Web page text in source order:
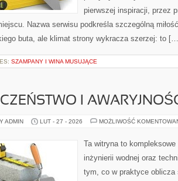
pierwszej inspiracji, przez
Nazwa serwisu podkreśla szczególną
buta, ale klimat strony wykracza szerzej: to
SZAMPANY I WINA MUSUJĄCE
I
ADMIN LUT - 27 - 2026 MOŻLIWOŚĆ
Ta witryna to
inżynierii wodnej oraz
tym, co w praktyce